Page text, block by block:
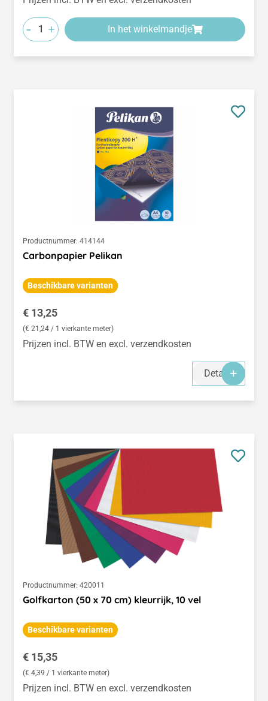
- + In het winkelmandje
Productnummer: 414144
Carbonpapier Pelikan
Beschikbare varianten
Normale prijs:
€ 13,25
(€ 21,24 / 1 vierkante meter)
Prijzen incl. BTW en excl. verzendkosten
Details
Productnummer: 420011
Golfkarton (50 x 70 cm) kleurrijk, 10 vel
Beschikbare varianten
Normale prijs:
€ 15,35
(€ 4,39 / 1 vierkante meter)
Prijzen incl. BTW en excl. verzendkosten